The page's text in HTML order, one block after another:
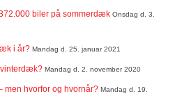
biler på sommerdæk Onsdag d. 3.
i år? Mandag d. 25. januar 2021
vinterdæk? Mandag d. 2. november 2020
men hvorfor og hvornår? Mandag d. 19.